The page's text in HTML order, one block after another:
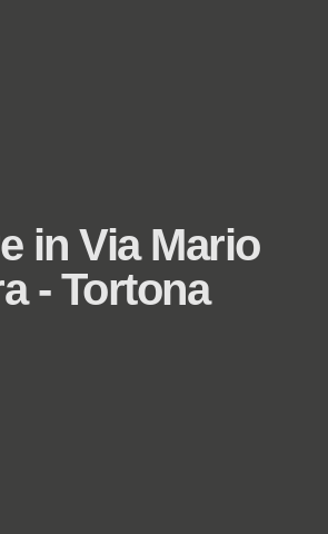
in Via Mario
- Tortona